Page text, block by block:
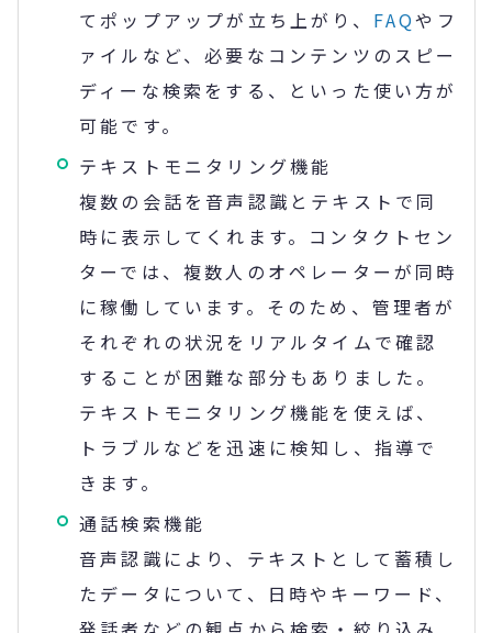
てポップアップが立ち上がり、 FAQやフ
ァイルなど、必要なコンテンツのスピー
ディーな検索をする、といった使い方が
可能です。
テキストモニタリング機能
複数の会話を音声認識とテキストで同
時に表示してくれます。コンタクトセン
ターでは、複数人のオペレーターが同時
に稼働しています。そのため、管理者が
それぞれの状況をリアルタイムで確認
することが困難な部分もありました。
テキストモニタリング機能を使えば、
トラブルなどを迅速に検知し、指導で
きます。
通話検索機能
音声認識により、テキストとして蓄積し
たデータについて、日時やキーワード、